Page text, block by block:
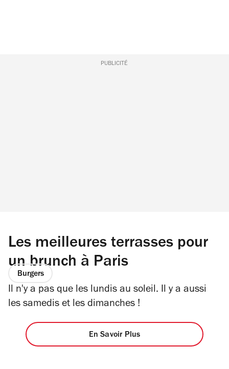
PUBLICITÉ
Les meilleures terrasses pour
un brunch à Paris
Burgers
Il n'y a pas que les lundis au soleil. Il y a aussi
les samedis et les dimanches !
En Savoir Plus